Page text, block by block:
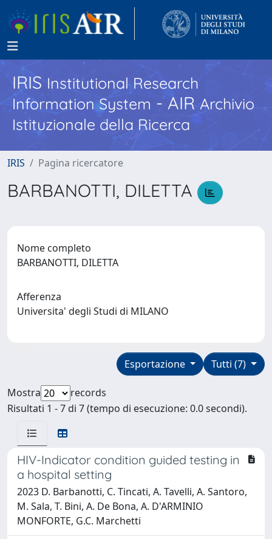
IRISInstitutional Research
Information System - AIR Archivio
Istituzionale della Ricerca
IRIS Pagina ricercatore
BARBANOTTI, DILETTA
Nome completo
BARBANOTTI, DILETTA
Afferenza
Universita' degli Studi di MILANO
Tutti (7)
Esportazione
Mostra
records
Risultati 1 - 7 di 7 (tempo di esecuzione: 0.0 secondi).
HIV-Indicator condition guided testing in
a hospital setting
2023 D. Barbanotti, C. Tincati, A. Tavelli, A. Santoro,
M. Sala, T. Bini, A. De Bona, A. D'ARMINIO
MONFORTE, G.C. Marchetti